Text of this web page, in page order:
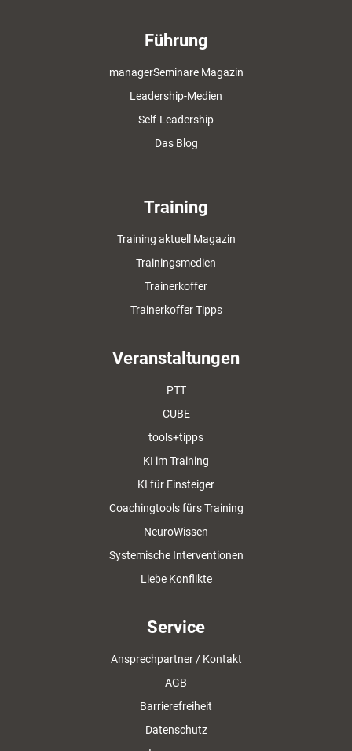
Führung
managerSeminare Magazin
Leadership-Medien
Self-Leadership
Das Blog
Training
Training aktuell Magazin
Trainingsmedien
Trainerkoffer
Trainerkoffer Tipps
Veranstaltungen
PTT
CUBE
tools+tipps
KI im Training
KI für Einsteiger
Coachingtools fürs Training
NeuroWissen
Systemische Interventionen
Liebe Konflikte
Service
Ansprechpartner / Kontakt
AGB
Barrierefreiheit
Datenschutz